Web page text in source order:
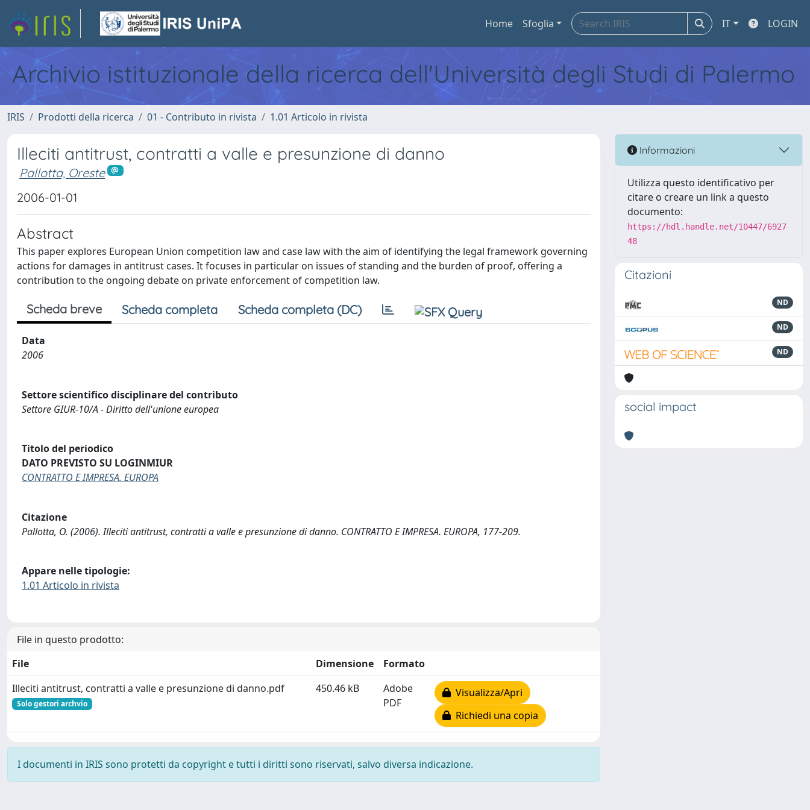
Home Sfoglia IT LOGIN
Archivio istituzionale della ricerca dell'Università degli Studi di Palermo
IRIS Prodotti della ricerca 01 - Contributo in rivista 1.01 Articolo in rivista
Illeciti antitrust, contratti a valle e presunzione di danno
Pallotta, Oreste
2006-01-01
Abstract
This paper explores European Union competition law and case law with the aim of identifying the legal framework governing
actions for damages in antitrust cases. It focuses in particular on issues of standing and the burden of proof, offering a
contribution to the ongoing debate on private enforcement of competition law.
Scheda breve Scheda completa Scheda completa (DC)
Data
2006
Settore scientifico disciplinare del contributo
Settore GIUR-10/A - Diritto dell'unione europea
Titolo del periodico
DATO PREVISTO SU LOGINMIUR
CONTRATTO E IMPRESA. EUROPA
Citazione
Pallotta, O. (2006). Illeciti antitrust, contratti a valle e presunzione di danno. CONTRATTO E IMPRESA. EUROPA, 177-209.
Appare nelle tipologie:
1.01 Articolo in rivista
File in questo prodotto:
File
Dimensione
Formato
Illeciti antitrust, contratti a valle e presunzione di danno.pdf
Solo gestori archvio
450.46 kB
Adobe
PDF
Visualizza/Apri
Richiedi una copia
I documenti in IRIS sono protetti da copyright e tutti i diritti sono riservati, salvo diversa indicazione.
Informazioni
Utilizza questo identificativo per
citare o creare un link a questo
documento:
https://hdl.handle.net/10447/6927
48
Citazioni
ND
ND
ND
social impact